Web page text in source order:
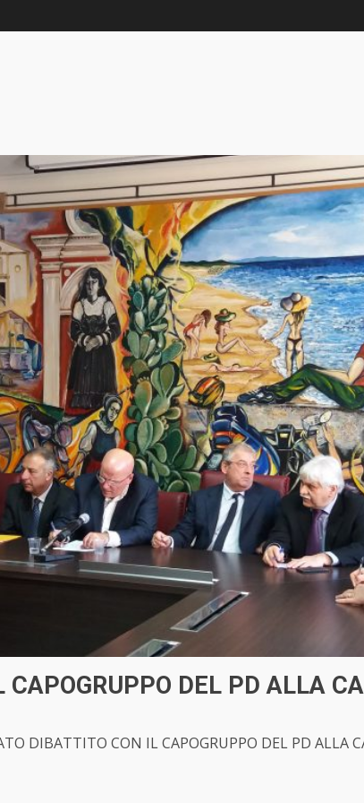
DEL PD ALLA
DIBATTITO CON IL CAPOGRUPPO DEL PD ALLA